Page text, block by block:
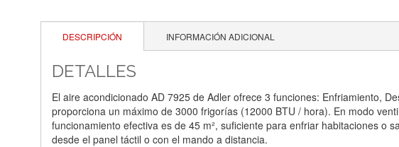
DESCRIPCIÓN INFORMACIÓN ADICIONAL
DETALLES
El aire acondicionado AD 7925 de Adler ofrece 3 funciones: Enfriamiento,
proporciona un máximo de 3000 frigorías (12000 BTU / hora). En modo
funcionamiento efectiva es de 45 m², suficiente para enfriar habitaciones o
desde el panel táctil o con el mando a distancia.